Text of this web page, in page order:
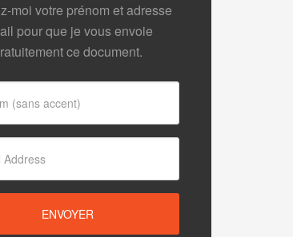
moi votre prénom et adresse
pour que je vous envoie
ce document.